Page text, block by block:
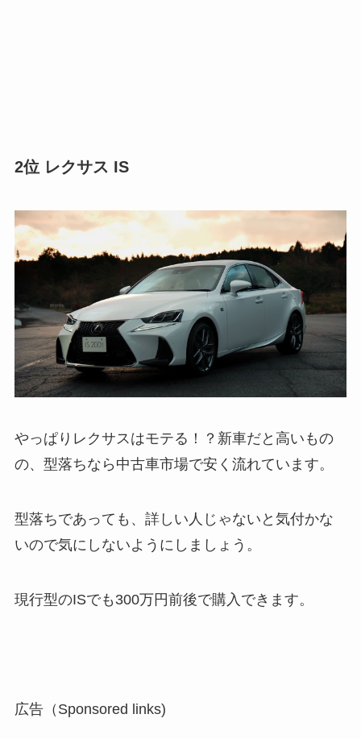
2位 レクサス IS
やっぱりレクサスはモテる！？新車だと高いもの
の、型落ちなら中古車市場で安く流れています。
型落ちであっても、詳しい人じゃないと気付かな
いので気にしないようにしましょう。
現行型のISでも300万円前後で購入できます。
広告（Sponsored links)